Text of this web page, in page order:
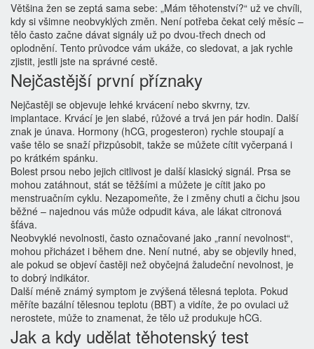
Většina žen se zeptá sama sebe: „Mám těhotenství?“ už ve chvíli,
kdy si všimne neobvyklých změn. Není potřeba čekat celý měsíc –
tělo často začne dávat signály už po dvou‑třech dnech od
oplodnění. Tento průvodce vám ukáže, co sledovat, a jak rychle
zjistit, jestli jste na správné cestě.
Nejčastější první příznaky
Nejčastěji se objevuje lehké krvácení nebo skvrny, tzv.
implantace. Krvácí je jen slabé, růžové a trvá jen pár hodin. Další
znak je únava. Hormony (hCG, progesteron) rychle stoupají a
vaše tělo se snaží přizpůsobit, takže se můžete cítit vyčerpaná i
po krátkém spánku.
Bolest prsou nebo jejich citlivost je další klasický signál. Prsa se
mohou zatáhnout, stát se těžšími a můžete je cítit jako po
menstruačním cyklu. Nezapomeňte, že i změny chuti a čichu jsou
běžné – najednou vás může odpudit káva, ale lákat citronová
šťáva.
Neobvyklé nevolnosti, často označované jako „ranní nevolnost“,
mohou přicházet i během dne. Není nutné, aby se objevily hned,
ale pokud se objeví častěji než obyčejná žaludeční nevolnost, je
to dobrý indikátor.
Další méně známý symptom je zvýšená tělesná teplota. Pokud
měříte bazální tělesnou teplotu (BBT) a vidíte, že po ovulaci už
nerostete, může to znamenat, že tělo už produkuje hCG.
Jak a kdy udělat těhotenský test